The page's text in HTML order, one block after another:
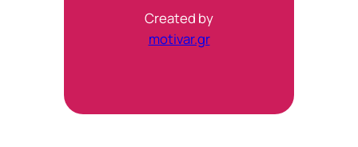
Created by
motivar.gr